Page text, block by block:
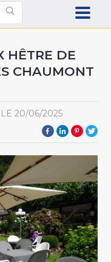
HÊTRE DE
CHAUMONT
LE 20/06/2025